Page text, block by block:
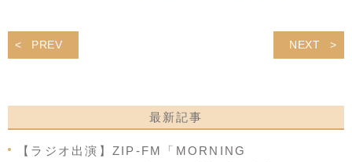
PREV NEXT
最新記事
【ラジオ出演】ZIP-FM「MORNING